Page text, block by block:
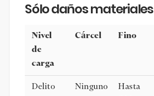
Sólo daños materiales
Nivel
de
carga
Cárcel Fino
Delito
Ninguno
Hasta